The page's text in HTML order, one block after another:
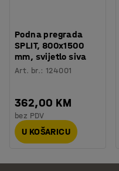
Podna pregrada
SPLIT, 800x1500
mm, svijetlo siva
Art. br.:124001
362,00 KM
bez PDV
U KOŠARICU